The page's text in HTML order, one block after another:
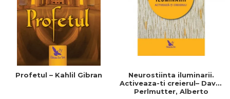
Profetul – Kahlil Gibran
Neurostiinta iluminarii.
Activeaza-ti creierul– David
Perlmutter, Alberto